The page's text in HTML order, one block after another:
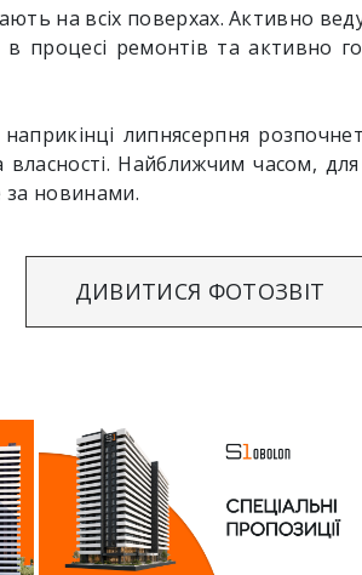
на всіх поверхах. Активно
процесі ремонтів та активно
липнясерпня
власності. Найближчим часом,
за новинами.
ДИВИТИСЯ ФОТОЗВІТ